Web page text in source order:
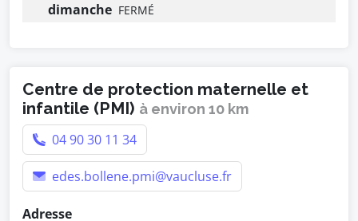
dimanche FERMÉ
Centre de protection maternelle et
infantile (PMI) à environ 10 km
04 90 30 11 34
edes.bollene.pmi@vaucluse.fr
Adresse